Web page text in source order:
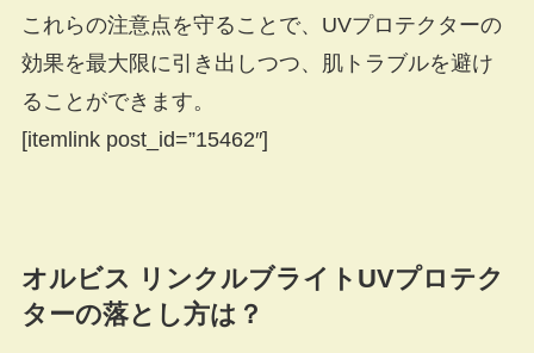
これらの注意点を守ることで、UVプロテクターの
効果を最大限に引き出しつつ、肌トラブルを避け
ることができます。
[itemlink post_id=”15462″]
オルビス リンクルブライトUVプロテク
ターの落とし方は？